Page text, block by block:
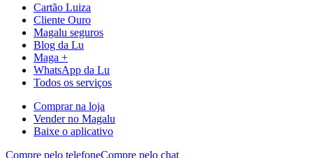
Cartão Luiza
Cliente Ouro
Magalu seguros
Blog da Lu
Maga +
WhatsApp da Lu
Todos os serviços
Comprar na loja
Vender no Magalu
Baixe o aplicativo
Compre pelo telefoneCompre pelo chat